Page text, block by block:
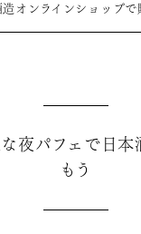
オンラインショップで
夜パフェで日本
もう